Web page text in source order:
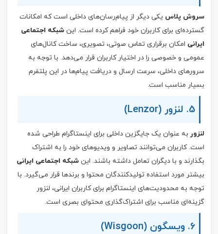
سروش پلاس یکی دیگر از پیام‌رسان‌های داخلی است که امکانات
گسترده‌ای برای کاربران خود فراهم کرده است. این شبکه اجتماعی
ایرانی امکان برقراری تماس صوتی، تصویری، ساخت کانال‌های
عمومی و خصوصی را در اختیار کاربران قرار می‌دهد. با توجه به
سرورهای داخلی، سرعت ارسال و دریافت پیام‌ها در این پلتفرم
بسیار مناسب است.
5. لنزور (Lenzor)
لنزور به عنوان یک جایگزین داخلی برای اینستاگرام طراحی شده
است. کاربران می‌توانند تصاویر و ویدیوهای خود را به اشتراک
بگذارند و با دیگران تعامل داشته باشند. این شبکه اجتماعی ایرانی
بیشتر مورد استفاده تولیدکنندگان محتوا و برندها قرار می‌گیرد. با
توجه به محدودیت‌های اینستاگرام برای کاربران ایرانی، لنزور
گزینه‌ای مناسب برای اشتراک‌گذاری محتوای بصری است.
6. ویسگون (Wisgoon)